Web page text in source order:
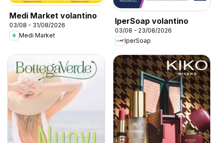
Medi Market volantino
03/08 - 31/08/2026
Medi Market
IperSoap volantino
03/08 - 23/08/2026
IperSoap